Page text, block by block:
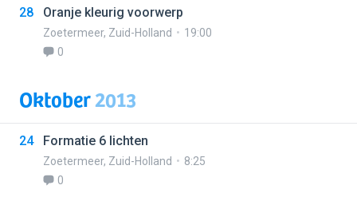
28 Oranje kleurig voorwerp
Zoetermeer, Zuid-Holland
19:00
0
Oktober2013
24 Formatie 6 lichten
Zoetermeer, Zuid-Holland
8:25
0